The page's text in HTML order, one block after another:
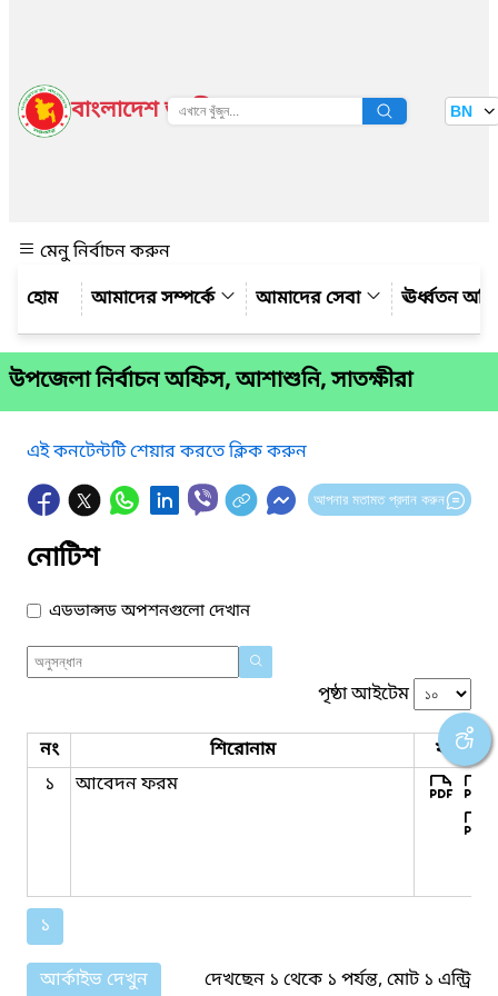
বাংলাদেশ জাতীয় তথ্য বাতায়ন BN
মেনু নির্বাচন করুন
আমাদের সম্পর্কে
আমাদের সেবা ঊর্ধ্বতন
উপজেলা নির্বাচন অফিস, আশাশুনি, সাতক্ষীরা
এই কনটেন্টটি শেয়ার করতে ক্লিক করুন
আপনার মতামত প্রদান করুন
নোটিশ
এডভান্সড অপশনগুলো দেখান
পৃষ্ঠা আইটেম
নং শিরোনাম
ফাইল
১
আবেদন ফরম
১
আর্কাইভ দেখুন দেখছেন ১ থেকে ১ পর্যন্ত, মোট ১ এন্ট্রি